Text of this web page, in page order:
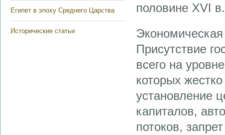
Египет в эпоху Среднего Царства
Исторические статьи
половине XVI
Присутствие
всего на
которых
установление
капиталов,
потоков,